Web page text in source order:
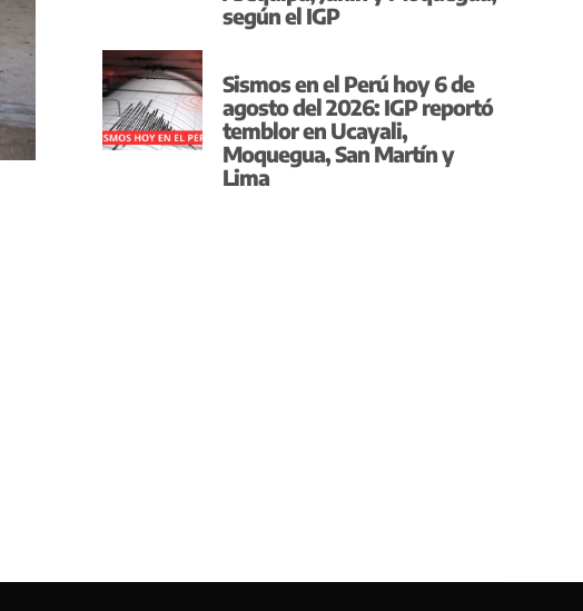
según el IGP
Sismos en el Perú hoy 6 de
agosto del 2026: IGP reportó
temblor en Ucayali,
Moquegua, San Martín y
Lima